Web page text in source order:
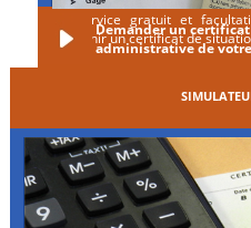
Ce service gratuit et
d'obtenir un certificat de
Demander un
administrative de